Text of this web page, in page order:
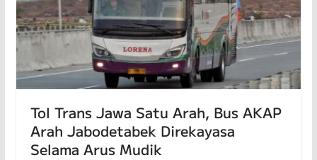
Tol Trans Jawa Satu Arah, Bus AKAP
Arah Jabodetabek Direkayasa
Selama Arus Mudik